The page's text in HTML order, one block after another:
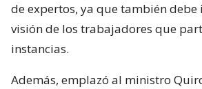
de expertos, ya que también
visión de los trabajadores que
instancias.
Además, emplazó al ministro